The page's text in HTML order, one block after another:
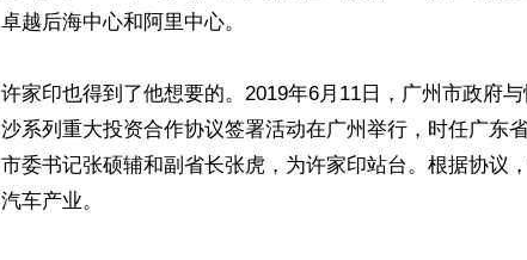
卓越后海中心和阿里中心。
许家印也得到了他想要的。2019年6月11日，广州市政府
沙系列重大投资合作协议签署活动在广州举行，时任广东
市委书记张硕辅和副省长张虎，为许家印站台。根据协议
汽车产业。